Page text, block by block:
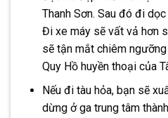
Thanh Sơn. Sau đó đi
Đi xe máy sẽ vất vả hơn
sẽ tận mắt chiêm
Quy Hồ huyền thoại của
Nếu đi tàu hỏa, bạn sẽ
dừng ở ga trung tâm